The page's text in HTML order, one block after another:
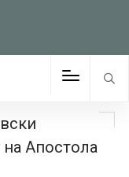
Апостола